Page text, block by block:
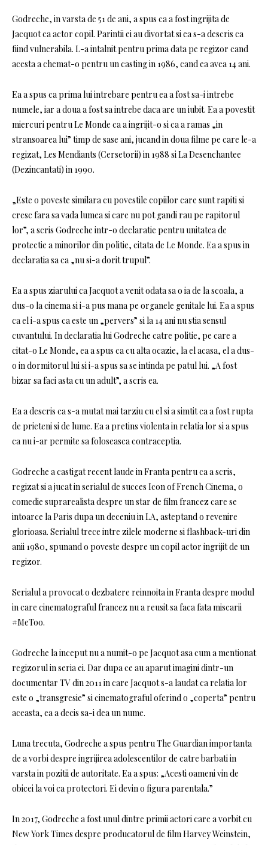
Godreche, in varsta de 51 de ani, a spus ca a fost ingrijita de
Jacquot ca actor copil. Parintii ei au divortat si ea s-a descris ca
fiind vulnerabila. L-a intalnit pentru prima data pe regizor cand
acesta a chemat-o pentru un casting in 1986, cand ea avea 14 ani.
Ea a spus ca prima lui intrebare pentru ea a fost sa-i intrebe
numele, iar a doua a fost sa intrebe daca are un iubit. Ea a povestit
miercuri pentru Le Monde ca a ingrijit-o si ca a ramas „in
stransoarea lui” timp de sase ani, jucand in doua filme pe care le-a
regizat, Les Mendiants (Cersetorii) in 1988 si La Desenchantee
(Dezincantati) in 1990.
„Este o poveste similara cu povestile copiilor care sunt rapiti si
cresc fara sa vada lumea si care nu pot gandi rau pe rapitorul
lor”, a scris Godreche intr-o declaratie pentru unitatea de
protectie a minorilor din politie, citata de Le Monde. Ea a spus in
declaratia sa ca „nu si-a dorit trupul”.
Ea a spus ziarului ca Jacquot a venit odata sa o ia de la scoala, a
dus-o la cinema si i-a pus mana pe organele genitale lui. Ea a spus
ca el i-a spus ca este un „pervers” si la 14 ani nu stia sensul
cuvantului. In declaratia lui Godreche catre politie, pe care a
citat-o ​​Le Monde, ea a spus ca cu alta ocazie, la el acasa, el a dus-
o in dormitorul lui si i-a spus sa se intinda pe patul lui. „A fost
bizar sa faci asta cu un adult”, a scris ea.
Ea a descris ca s-a mutat mai tarziu cu el si a simtit ca a fost rupta
de prieteni si de lume. Ea a pretins violenta in relatia lor si a spus
ca nu i-ar permite sa foloseasca contraceptia.
Godreche a castigat recent laude in Franta pentru ca a scris,
regizat si a jucat in serialul de succes Icon of French Cinema, o
comedie suprarealista despre un star de film francez care se
intoarce la Paris dupa un deceniu in LA, asteptand o revenire
glorioasa. Serialul trece intre zilele moderne si flashback-uri din
anii 1980, spunand o poveste despre un copil actor ingrijit de un
regizor.
Serialul a provocat o dezbatere reinnoita in Franta despre modul
in care cinematograful francez nu a reusit sa faca fata miscarii
#MeToo.
Godreche la inceput nu a numit-o pe Jacquot asa cum a mentionat
regizorul in seria ei. Dar dupa ce au aparut imagini dintr-un
documentar TV din 2011 in care Jacquot s-a laudat ca relatia lor
este o „transgresie” si cinematograful oferind o „coperta” pentru
aceasta, ea a decis sa-i dea un nume.
Luna trecuta, Godreche a spus pentru The Guardian importanta
de a vorbi despre ingrijirea adolescentilor de catre barbati in
varsta in pozitii de autoritate. Ea a spus: „Acesti oameni vin de
obicei la voi ca protectori. Ei devin o figura parentala.”
In 2017, Godreche a fost unul dintre primii actori care a vorbit cu
New York Times despre producatorul de film Harvey Weinstein,